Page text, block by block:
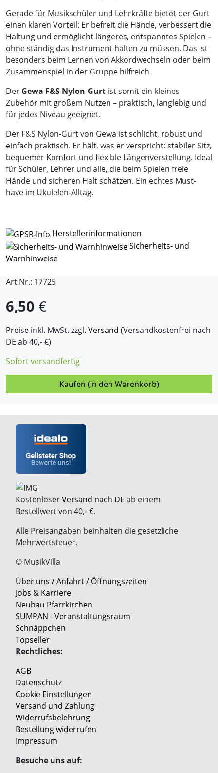
Gerade für Musikschüler und Lehrkräfte bietet der Gurt
einen klaren Vorteil: Er befreit die Hände, verbessert die
Haltung und ermöglicht längeres, entspanntes Spielen –
ohne ständig das Instrument halten zu müssen. Das ist
besonders beim Lernen von Akkordwechseln oder beim
Zusammenspiel in der Gruppe hilfreich.
Der Gewa F&S Nylon-Gurt ist somit ein kleines
Zubehör mit großem Nutzen – praktisch, langlebig und
für jedes Niveau geeignet.
Der F&S Nylon-Gurt von Gewa ist schlicht, robust und
einfach praktisch. Er hält, was er verspricht: stabiler Sitz,
bequemer Komfort und flexible Längenverstellung. Ideal
für Schüler, Lehrer und alle, die beim Spielen freie
Hände und sicheren Halt schätzen. Ein echtes Must-
have im Ukulelen-Alltag.
Herstellerinformationen
Sicherheits- und
Warnhinweise
Art.Nr.: 17725
6,50 €
Preise inkl. MwSt. zzgl. Versand (Versandkostenfrei nach
DE ab 40,- €)
Sofort versandfertig
Kaufen (in den Warenkorb)
KostenloserVersand nach DE ab einem
Bestellwert von 40,- €.
Alle Preisangaben beinhalten die gesetzliche
Mehrwertsteuer.
© MusikVilla
Über uns / Anfahrt / Öffnungszeiten
Jobs & Karriere
Neubau Pfarrkirchen
SUMPAN - Veranstaltungsraum
Schnäppchen
Topseller
Rechtliches:
AGB
Datenschutz
Cookie Einstellungen
Versand und Zahlung
Widerrufsbelehrung
Bestellung widerrufen
Impressum
Besuche uns auf: